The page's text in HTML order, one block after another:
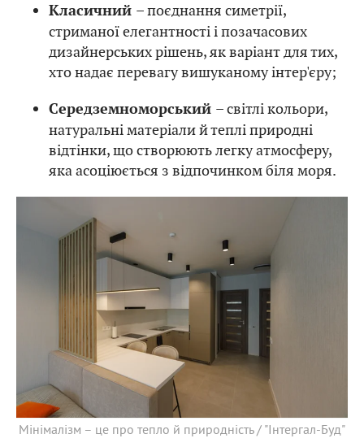
Класичний – поєднання симетрії,
стриманої елегантності і позачасових
дизайнерських рішень, як варіант для тих,
хто надає перевагу вишуканому інтер'єру;
Середземноморський – світлі кольори,
натуральні матеріали й теплі природні
відтінки, що створюють легку атмосферу,
яка асоціюється з відпочинком біля моря.
Мінімалізм – це про тепло й природність / "Інтергал-Буд"